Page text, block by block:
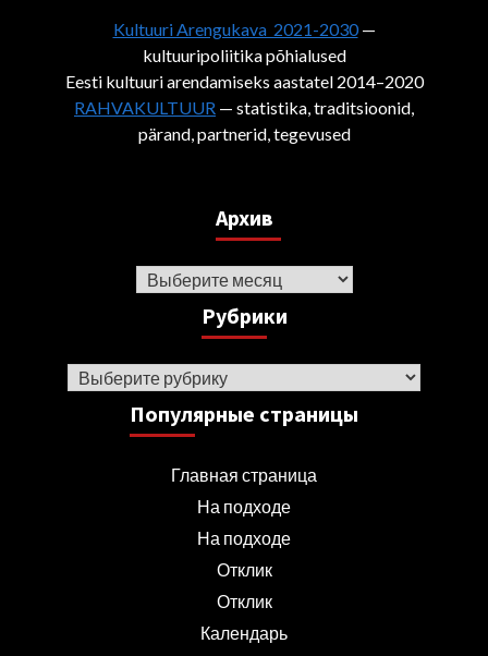
Kultuuri Arengukava 2021-2030—
kultuuripoliitika põhialused
Eesti kultuuri arendamiseks aastatel 2014–2020
RAHVAKULTUUR — statistika, traditsioonid,
pärand, partnerid, tegevused
Архив
Архив
Рубрики
Рубрики
Популярные страницы
Главная страница
На подходе
На подходе
Отклик
Отклик
Календарь